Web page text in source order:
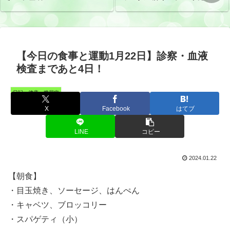
トざわつき イベントでの写
真が話題
【今日の食事と運動1月22日】診察・血液
検査まであと4日！
日記・健康・糖尿病
X Facebook はてブ
LINE コピー
2024.01.22
【朝食】
・目玉焼き、ソーセージ、はんぺん
・キャベツ、ブロッコリー
・スパゲティ（小）